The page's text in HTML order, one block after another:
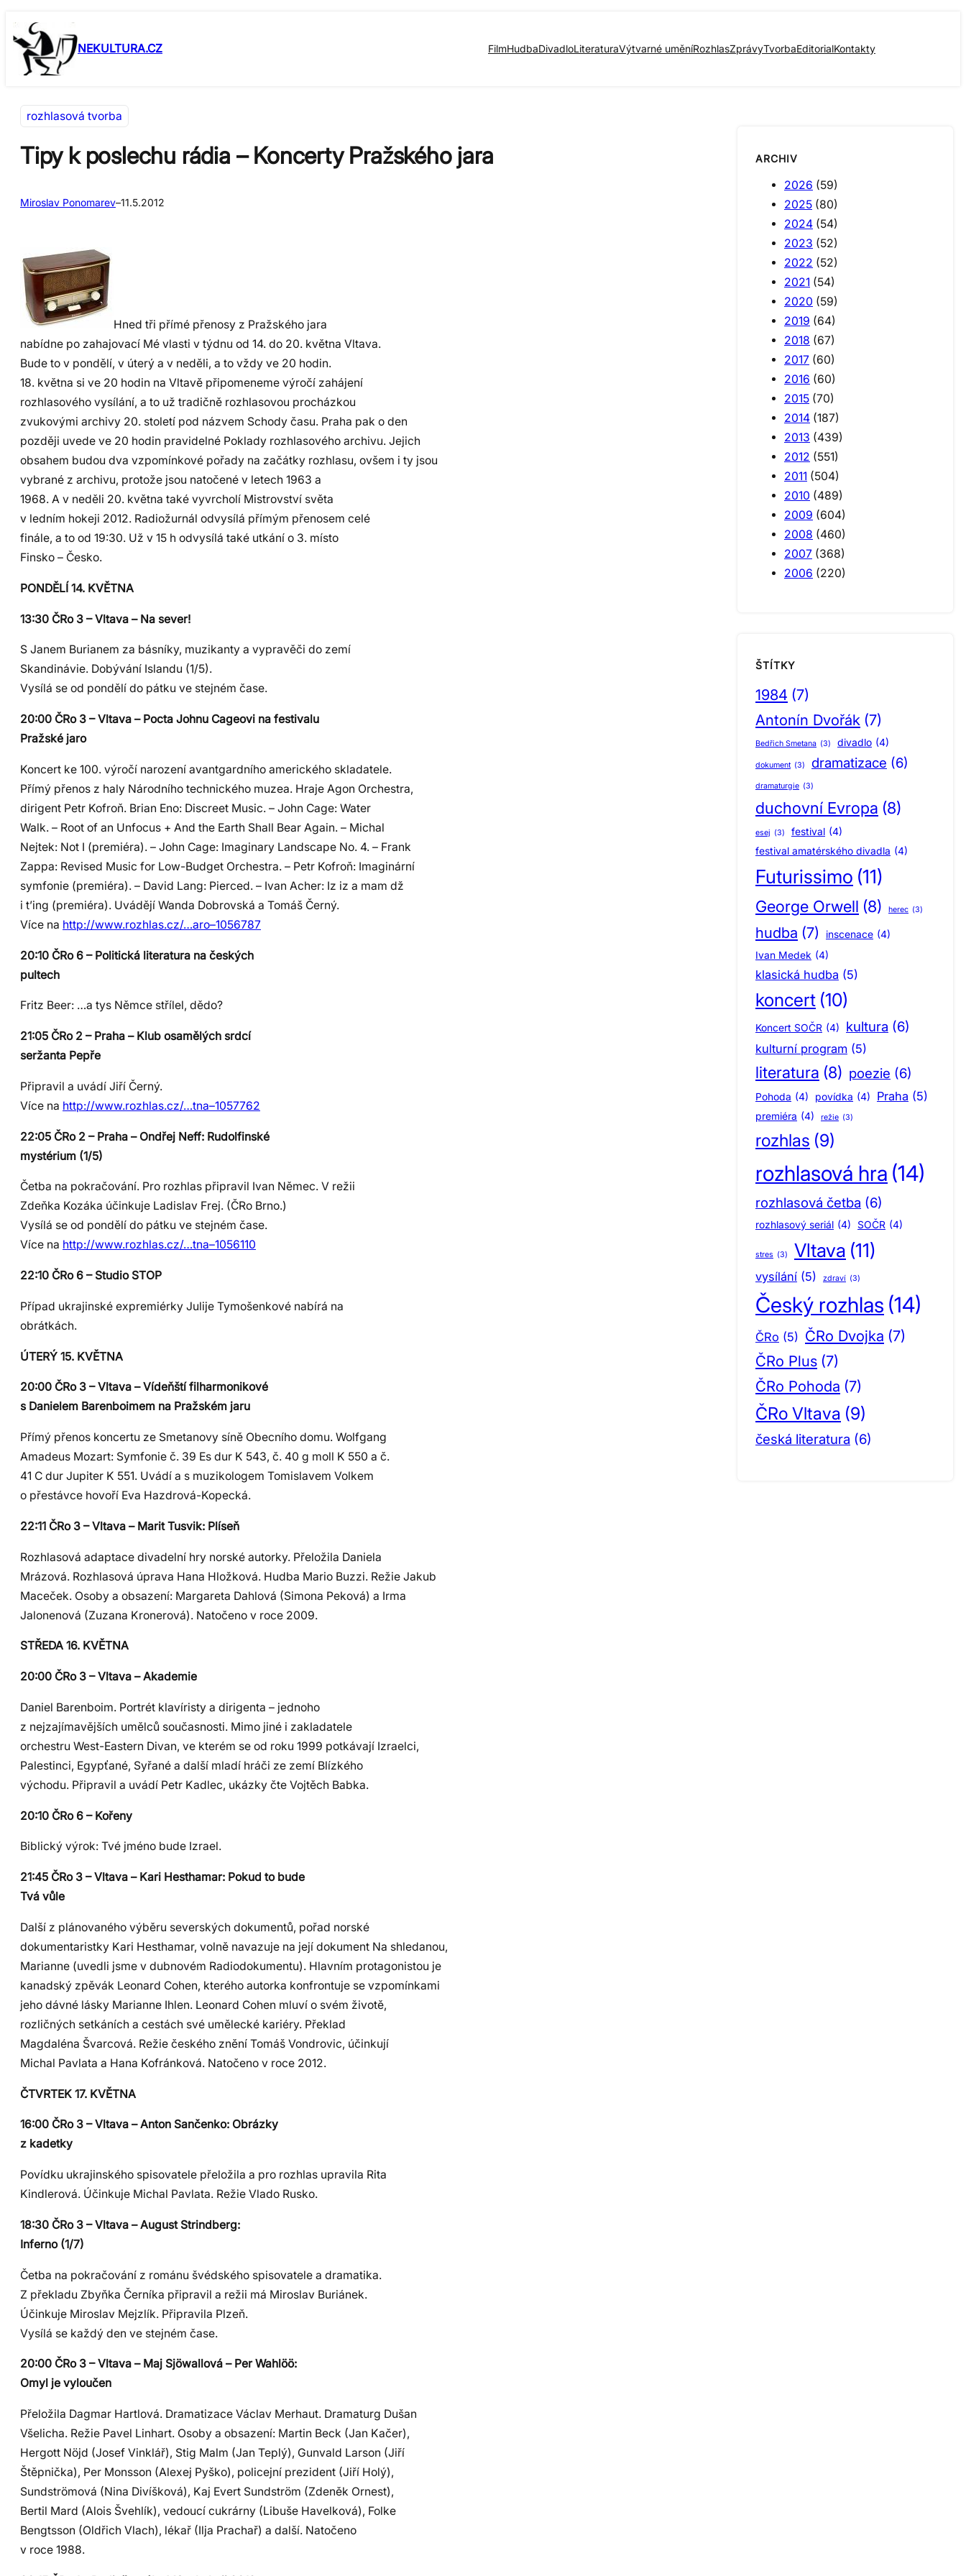
Přeskočit
na
obsah
Skip
to
content
NEKULTURA.CZ FilmHudbaDivadloLiteraturaVýtvarné uměníRozhlasZprávyTvorbaEditorialKontakty
rozhlasová tvorba
Tipy k poslechu rádia – Koncerty Pražského jara
Miroslav Ponomarev–11.5.2012
Hned tři přímé přenosy z Pražského jara
nabídne po zahajovací Mé vlasti v týdnu od 14. do 20. května Vltava.
Bude to v pondělí, v úterý a v neděli, a to vždy ve 20 hodin.
18. května si ve 20 hodin na Vltavě připomeneme výročí zahájení
rozhlasového vysílání, a to už tradičně rozhlasovou procházkou
zvukovými archivy 20. století pod názvem Schody času. Praha pak o den
později uvede ve 20 hodin pravidelné Poklady rozhlasového archivu. Jejich
obsahem budou dva vzpomínkové pořady na začátky rozhlasu, ovšem i ty jsou
vybrané z archivu, protože jsou natočené v letech 1963 a
1968. A v neděli 20. května také vyvrcholí Mistrovství světa
v ledním hokeji 2012. Radiožurnál odvysílá přímým přenosem celé
finále, a to od 19:30. Už v 15 h odvysílá také utkání o 3. místo
Finsko – Česko.
PONDĚLÍ 14. KVĚTNA
13:30 ČRo 3 – Vltava – Na sever!
S Janem Burianem za básníky, muzikanty a vypravěči do zemí
Skandinávie. Dobývání Islandu (1/5).
Vysílá se od pondělí do pátku ve stejném čase.
20:00 ČRo 3 – Vltava – Pocta Johnu Cageovi na festivalu
Pražské jaro
Koncert ke 100. výročí narození avantgardního amerického skladatele.
Přímý přenos z haly Národního technického muzea. Hraje Agon Orchestra,
dirigent Petr Kofroň. Brian Eno: Discreet Music. – John Cage: Water
Walk. – Root of an Unfocus + And the Earth Shall Bear Again. – Michal
Nejtek: Not I (premiéra). – John Cage: Imaginary Landscape No. 4. – Frank
Zappa: Revised Music for Low-Budget Orchestra. – Petr Kofroň: Imaginární
symfonie (premiéra). – David Lang: Pierced. – Ivan Acher: Iz iz a mam dž
i t’ing (premiéra). Uvádějí Wanda Dobrovská a Tomáš Černý.
Více na http://www.rozhlas.cz/…aro–1056787
20:10 ČRo 6 – Politická literatura na českých
pultech
Fritz Beer: …a tys Němce střílel, dědo?
21:05 ČRo 2 – Praha – Klub osamělých srdcí
seržanta Pepře
Připravil a uvádí Jiří Černý.
Více na http://www.rozhlas.cz/…tna–1057762
22:05 ČRo 2 – Praha – Ondřej Neff: Rudolfinské
mystérium (1/5)
Četba na pokračování. Pro rozhlas připravil Ivan Němec. V režii
Zdeňka Kozáka účinkuje Ladislav Frej. (ČRo Brno.)
Vysílá se od pondělí do pátku ve stejném čase.
Více na http://www.rozhlas.cz/…tna–1056110
22:10 ČRo 6 – Studio STOP
Případ ukrajinské expremiérky Julije Tymošenkové nabírá na
obrátkách.
ÚTERÝ 15. KVĚTNA
20:00 ČRo 3 – Vltava – Vídeňští filharmonikové
s Danielem Barenboimem na Pražském jaru
Přímý přenos koncertu ze Smetanovy síně Obecního domu. Wolfgang
Amadeus Mozart: Symfonie č. 39 Es dur K 543, č. 40 g moll K 550 a č.
41 C dur Jupiter K 551. Uvádí a s muzikologem Tomislavem Volkem
o přestávce hovoří Eva Hazdrová-Kopecká.
22:11 ČRo 3 – Vltava – Marit Tusvik: Plíseň
Rozhlasová adaptace divadelní hry norské autorky. Přeložila Daniela
Mrázová. Rozhlasová úprava Hana Hložková. Hudba Mario Buzzi. Režie Jakub
Maceček. Osoby a obsazení: Margareta Dahlová (Simona Peková) a Irma
Jalonenová (Zuzana Kronerová). Natočeno v roce 2009.
STŘEDA 16. KVĚTNA
20:00 ČRo 3 – Vltava – Akademie
Daniel Barenboim. Portrét klavíristy a dirigenta – jednoho
z nejzajímavějších umělců současnosti. Mimo jiné i zakladatele
orchestru West-Eastern Divan, ve kterém se od roku 1999 potkávají Izraelci,
Palestinci, Egypťané, Syřané a další mladí hráči ze zemí Blízkého
východu. Připravil a uvádí Petr Kadlec, ukázky čte Vojtěch Babka.
20:10 ČRo 6 – Kořeny
Biblický výrok: Tvé jméno bude Izrael.
21:45 ČRo 3 – Vltava – Kari Hesthamar: Pokud to bude
Tvá vůle
Další z plánovaného výběru severských dokumentů, pořad norské
dokumentaristky Kari Hesthamar, volně navazuje na její dokument Na shledanou,
Marianne (uvedli jsme v dubnovém Radiodokumentu). Hlavním protagonistou je
kanadský zpěvák Leonard Cohen, kterého autorka konfrontuje se vzpomínkami
jeho dávné lásky Marianne Ihlen. Leonard Cohen mluví o svém životě,
rozličných setkáních a cestách své umělecké kariéry. Překlad
Magdaléna Švarcová. Režie českého znění Tomáš Vondrovic, účinkují
Michal Pavlata a Hana Kofránková. Natočeno v roce 2012.
ČTVRTEK 17. KVĚTNA
16:00 ČRo 3 – Vltava – Anton Sančenko: Obrázky
z kadetky
Povídku ukrajinského spisovatele přeložila a pro rozhlas upravila Rita
Kindlerová. Účinkuje Michal Pavlata. Režie Vlado Rusko.
18:30 ČRo 3 – Vltava – August Strindberg:
Inferno (1/7)
Četba na pokračování z románu švédského spisovatele a dramatika.
Z překladu Zbyňka Černíka připravil a režii má Miroslav Buriánek.
Účinkuje Miroslav Mejzlík. Připravila Plzeň.
Vysílá se každý den ve stejném čase.
20:00 ČRo 3 – Vltava – Maj Sjöwallová – Per Wahlöö:
Omyl je vyloučen
Přeložila Dagmar Hartlová. Dramatizace Václav Merhaut. Dramaturg Dušan
Všelicha. Režie Pavel Linhart. Osoby a obsazení: Martin Beck (Jan Kačer),
Hergott Nöjd (Josef Vinklář), Stig Malm (Jan Teplý), Gunvald Larson (Jiří
Štěpnička), Per Monsson (Alexej Pyško), policejní prezident (Jiří Holý),
Sundströmová (Nina Divíšková), Kaj Evert Sundström (Zdeněk Ornest),
Bertil Mard (Alois Švehlík), vedoucí cukrárny (Libuše Havelková), Folke
Bengtsson (Oldřich Vlach), lékař (Ilja Prachař) a další. Natočeno
v roce 1988.
ARCHIV
2026 (59)
2025 (80)
2024 (54)
2023 (52)
2022 (52)
2021 (54)
2020 (59)
2019 (64)
2018 (67)
2017 (60)
2016 (60)
2015 (70)
2014 (187)
2013 (439)
2012 (551)
2011 (504)
2010 (489)
2009 (604)
2008 (460)
2007 (368)
2006 (220)
ŠTÍTKY
1984 (7)
Antonín Dvořák (7)
Bedřich Smetana (3) divadlo (4)
dokument (3) dramatizace (6)
dramaturgie (3)
duchovní Evropa (8)
esej (3) festival (4)
festival amatérského divadla (4)
Futurissimo (11)
George Orwell (8) herec (3)
hudba (7) inscenace (4)
Ivan Medek (4)
klasická hudba (5)
koncert (10)
Koncert SOČR (4) kultura (6)
kulturní program (5)
literatura (8) poezie (6)
Pohoda (4) povídka (4) Praha (5)
premiéra (4) režie (3)
rozhlas (9)
rozhlasová hra (14)
rozhlasová četba (6)
rozhlasový seriál (4) SOČR (4)
stres (3) Vltava (11)
vysílání (5) zdraví (3)
Český rozhlas (14)
ČRo (5) ČRo Dvojka (7)
ČRo Plus (7)
ČRo Pohoda (7)
ČRo Vltava (9)
česká literatura (6)